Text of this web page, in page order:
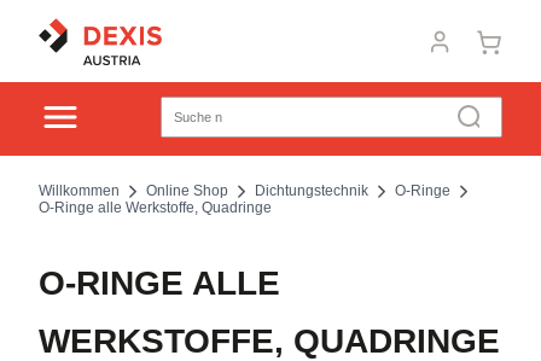
Willkommen Online Shop Dichtungstechnik
O-Ringe
O-Ringe alle Werkstoffe, Quadringe
O-RINGE ALLE
WERKSTOFFE, QUADRINGE